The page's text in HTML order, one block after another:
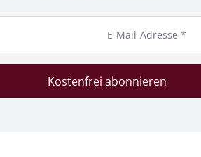
E-Mail-Adresse *
Kostenfrei abonnieren